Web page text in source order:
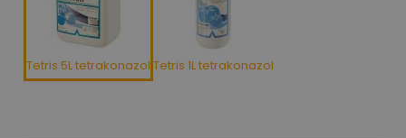
Tetris 5L tetrakonazol Tetris 1L tetrakonazol